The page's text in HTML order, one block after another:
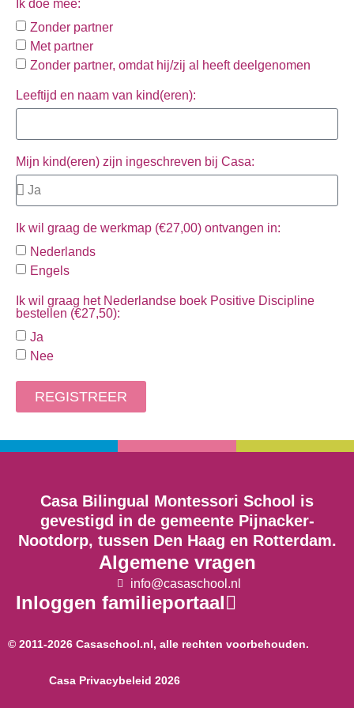
Ik doe mee:
Zonder partner
Met partner
Zonder partner, omdat hij/zij al heeft deelgenomen
Leeftijd en naam van kind(eren):
Mijn kind(eren) zijn ingeschreven bij Casa:
Ik wil graag de werkmap (€27,00) ontvangen in:
Nederlands
Engels
Ik wil graag het Nederlandse boek Positive Discipline
bestellen (€27,50):
Ja
Nee
REGISTREER
Casa Bilingual Montessori School is
gevestigd in de gemeente Pijnacker-
Nootdorp, tussen Den Haag en Rotterdam.
Algemene vragen
info@casaschool.nl
Inloggen familieportaal
© 2011-2026 Casaschool.nl, alle rechten voorbehouden.
Casa Privacybeleid 2026